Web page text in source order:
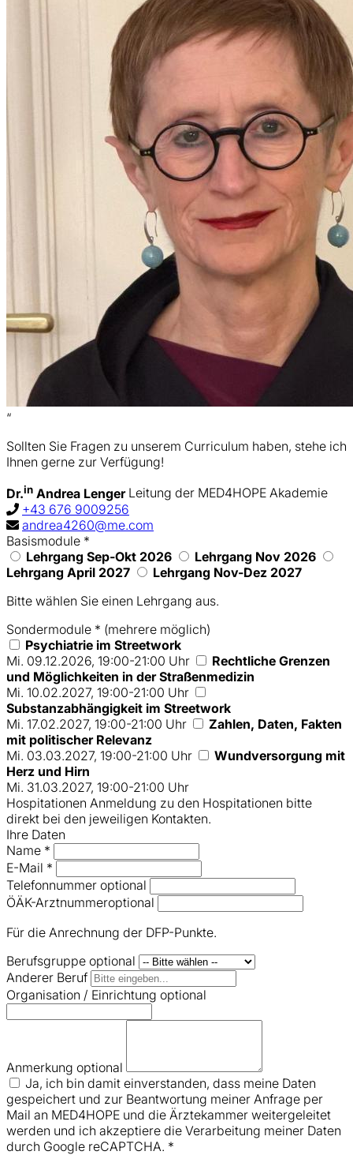
“
Sollten Sie Fragen zu unserem Curriculum haben, stehe ich
Ihnen gerne zur Verfügung!
Dr.in Andrea Lenger Leitung der MED4HOPE Akademie
+43 676 9009256
andrea4260@me.com
Basismodule *
Lehrgang Sep-Okt 2026
Lehrgang Nov 2026
Lehrgang April 2027
Lehrgang Nov-Dez 2027
Bitte wählen Sie einen Lehrgang aus.
Sondermodule * (mehrere möglich)
Psychiatrie im Streetwork
Mi. 09.12.2026, 19:00-21:00 Uhr
Rechtliche Grenzen
und Möglichkeiten in der Straßenmedizin
Mi. 10.02.2027, 19:00-21:00 Uhr
Substanzabhängigkeit im Streetwork
Mi. 17.02.2027, 19:00-21:00 Uhr
Zahlen, Daten, Fakten
mit politischer Relevanz
Mi. 03.03.2027, 19:00-21:00 Uhr
Wundversorgung mit
Herz und Hirn
Mi. 31.03.2027, 19:00-21:00 Uhr
Hospitationen Anmeldung zu den Hospitationen bitte
direkt bei den jeweiligen Kontakten.
Ihre Daten
Name *
E-Mail *
Telefonnummer optional
ÖÄK-Arztnummeroptional
Für die Anrechnung der DFP-Punkte.
Berufsgruppe optional
Anderer Beruf
Organisation / Einrichtung optional
Anmerkung optional
Ja, ich bin damit einverstanden, dass meine Daten
gespeichert und zur Beantwortung meiner Anfrage per
Mail an MED4HOPE und die Ärztekammer weitergeleitet
werden und ich akzeptiere die Verarbeitung meiner Daten
durch Google reCAPTCHA. *